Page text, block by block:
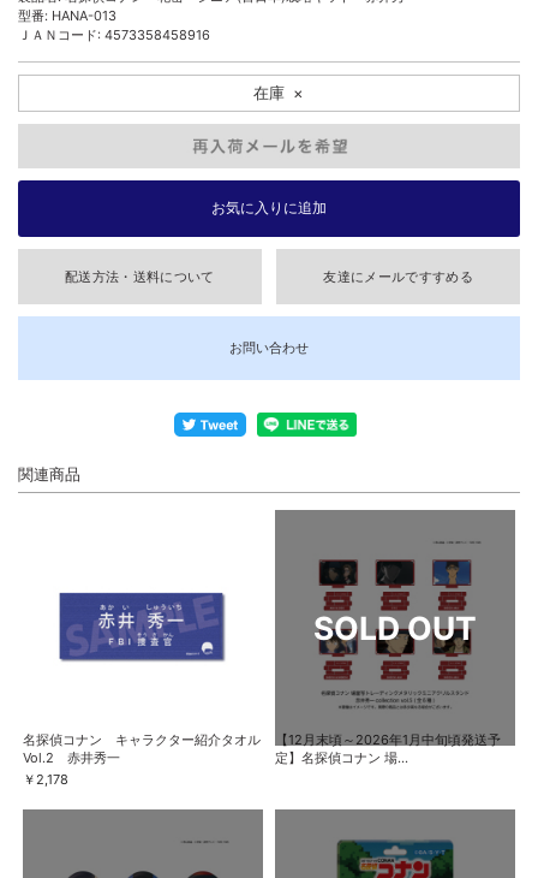
型番: HANA-013
ＪＡＮコード: 4573358458916
在庫 ×
配送方法・送料について 友達にメールですすめる
お問い合わせ
関連商品
名探偵コナン キャラクター紹介タオル
Vol.2 赤井秀一
￥2,178
【12月末頃～2026年1月中旬頃発送予
定】名探偵コナン 場...